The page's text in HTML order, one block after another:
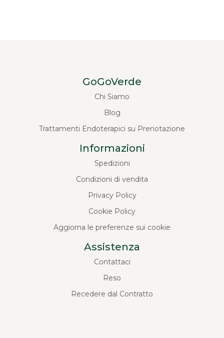
GoGoVerde
Chi Siamo
Blog
Trattamenti Endoterapici su Prenotazione
Informazioni
Spedizioni
Condizioni di vendita
Privacy Policy
Cookie Policy
Aggiorna le preferenze sui cookie
Assistenza
Contattaci
Reso
Recedere dal Contratto